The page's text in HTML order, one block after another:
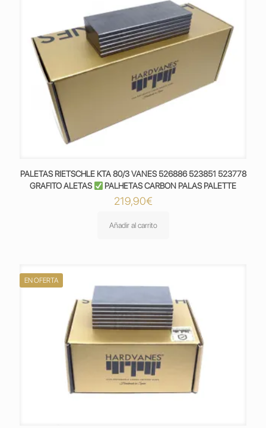
PALETAS RIETSCHLE KTA 80/3 VANES 526886 523851 523778
GRAFITO ALETAS
PALHETAS CARBON PALAS PALETTE
219,90€
Añadir al carrito
EN OFERTA